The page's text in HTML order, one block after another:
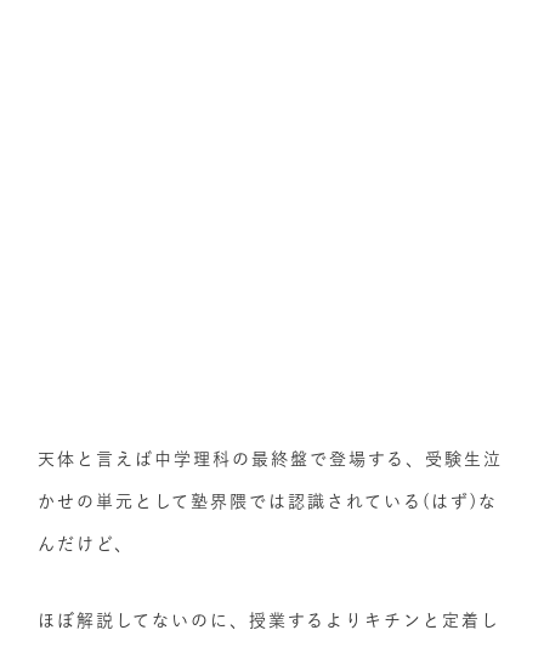
天体と言えば中学理科の最終盤で登場する、受験生泣
かせの単元として塾界隈では認識されている(はず)な
んだけど、
ほぼ解説してないのに、授業するよりキチンと定着し